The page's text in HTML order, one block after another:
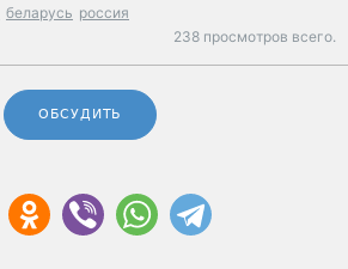
беларусь россия
238 просмотров всего.
ОБСУДИТЬ